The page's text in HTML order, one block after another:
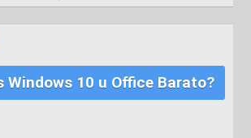
Windows 10 u Office Barato?